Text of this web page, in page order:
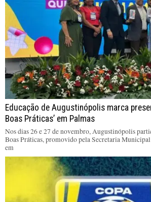
Educação de Augustinópolis marca
Boas Práticas’ em Palmas
Nos dias 26 e 27 de novembro, Augustinópolis
Boas Práticas, promovido pela Secretaria
em